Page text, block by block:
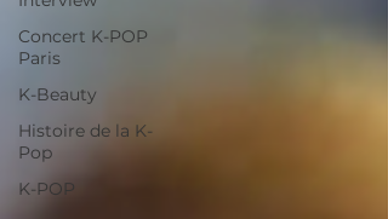
Concert K-POP
Paris
K-Beauty
Histoire de la K-
Pop
K-POP